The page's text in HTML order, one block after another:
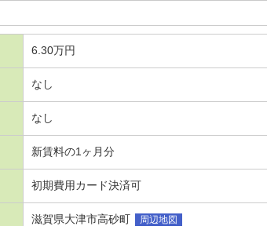
6.30万円
なし
なし
新賃料の1ヶ月分
初期費用カード決済可
滋賀県大津市高砂町
周辺地図